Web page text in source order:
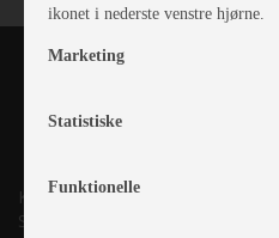
Kronjyllands Camping Center A/S
Suderholmen 10, 8960 Randers SØ
ikonet i nederste venstre hjørne.
Marketing
Statistiske
Funktionelle